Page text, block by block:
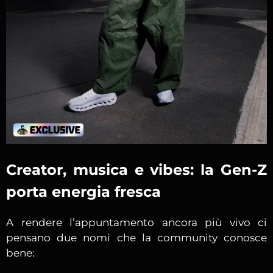
Creator, musica e vibes: la Gen-Z
porta energia fresca
A rendere l’appuntamento ancora più vivo ci
pensano due nomi che la community conosce
bene: